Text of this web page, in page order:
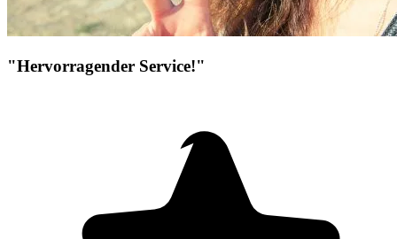
"Hervorragender Service!"